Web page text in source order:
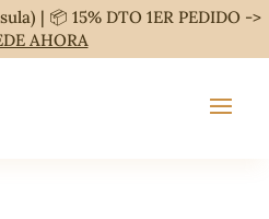
| 📦 15% DTO 1ER PEDIDO ->
AHORA